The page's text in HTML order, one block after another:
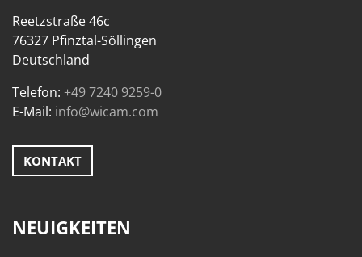
Reetzstraße 46c
76327 Pfinztal-Söllingen
Deutschland
Telefon: +49 7240 9259-0
E-Mail: info@wicam.com
KONTAKT
NEUIGKEITEN